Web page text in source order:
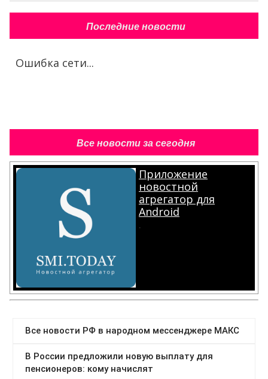
Последние новости
Ошибка сети...
Все новости за сегодня
Приложение
новостной
агрегатор для
Android
.